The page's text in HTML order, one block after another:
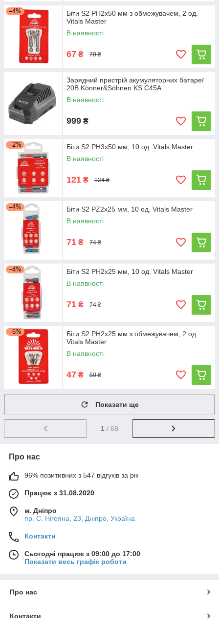
–4%
Біти S2 PH2х50 мм з обмежувачем, 2 од.
Vitals Master
В наявності
67 ₴ 70 ₴
Зарядний пристрій акумуляторних батареї
20В Könner&Söhnen KS C45A
В наявності
999 ₴
–2%
Біти S2 PH3х50 мм, 10 од. Vitals Master
В наявності
121 ₴ 124 ₴
–4%
Біти S2 PZ2х25 мм, 10 од. Vitals Master
В наявності
71 ₴ 74 ₴
–4%
Біти S2 PH2х25 мм, 10 од. Vitals Master
В наявності
71 ₴ 74 ₴
–6%
Біти S2 PH2х25 мм з обмежувачем, 2 од.
Vitals Master
В наявності
47 ₴ 50 ₴
Показати ще
1 / 68
Про нас
96% позитивних з 547 відгуків за рік
Працює з 31.08.2020
м. Дніпро
пр. С. Нігояна, 23, Дніпро, Україна
Контакти
Сьогодні працює з 09:00 до 17:00
Показати весь графік роботи
Про нас
Контакти